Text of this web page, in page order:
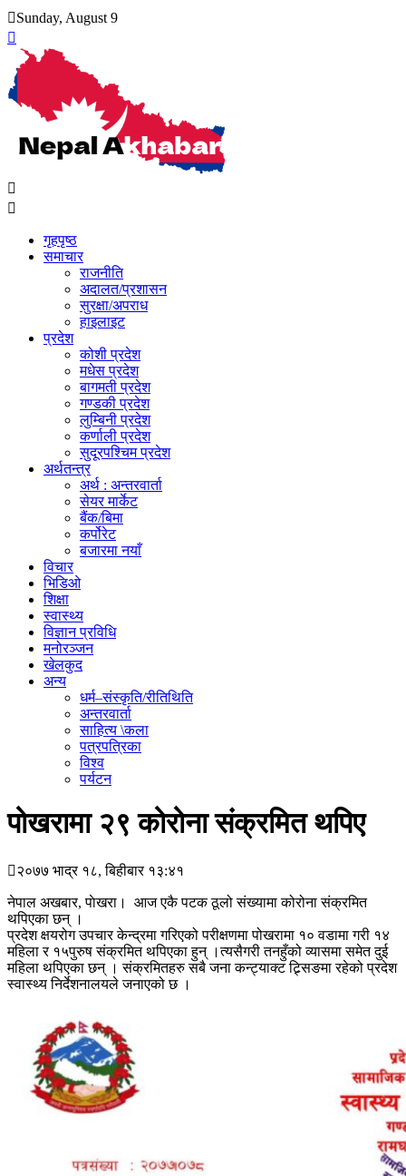
Skip
to
content
Sunday, August 9
गृहपृष्ठ
समाचार
राजनीति
अदालत/प्रशासन
सुरक्षा/अपराध
हाइलाइट
प्रदेश
कोशी प्रदेश
मधेस प्रदेश
बागमती प्रदेश
गण्डकी प्रदेश
लुम्बिनी प्रदेश
कर्णाली प्रदेश
सुदूरपश्चिम प्रदेश
अर्थतन्त्र
अर्थ : अन्तरवार्ता
सेयर मार्केट
बैंक/बिमा
कर्पोरेट
बजारमा नयाँ
विचार
भिडिओ
शिक्षा
स्वास्थ्य
विज्ञान प्रविधि
मनोरञ्जन
खेलकुद
अन्य
धर्म–संस्कृति/रीतिथिति
अन्तरवार्ता
साहित्य \कला
पत्रपत्रिका
विश्व
पर्यटन
पोखरामा २९ कोरोना संक्रमित थपिए
२०७७ भाद्र १८, बिहीबार १३:४१
नेपाल अखबार, पाेखरा। आज एकै पटक ठूलो संख्यामा कोरोना संक्रमित
थपिएका छन् ।
प्रदेश क्षयरोग उपचार केन्द्रमा गरिएको परीक्षणमा पोखरामा १० वडामा गरी १४
महिला र १५पुरुष संक्रमित थपिएका हुन् ।त्यसैगरी तनहुँको व्यासमा समेत दुई
महिला थपिएका छन् । संक्रमितहरु सबै जना कन्ट्याक्ट ट्र्सिङमा रहेको प्रदेश
स्वास्थ्य निर्देशनालयले जनाएको छ ।